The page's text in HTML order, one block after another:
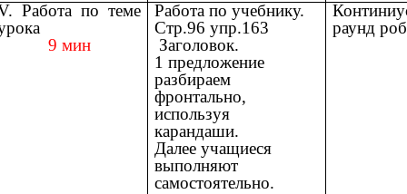
Работа по теме
9 мин
Работа по учебнику.
Стр.96 упр.163
Заголовок.
1 предложение
разбираем
фронтально,
используя
карандаши.
Далее учащиеся
выполняют
самостоятельно.
раунд